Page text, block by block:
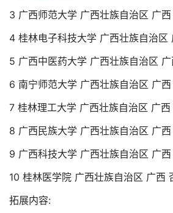
3 广西师范大学 广西壮族自治区 广
4 桂林电子科技大学 广西壮族自治区
5 广西中医药大学 广西壮族自治区
6 南宁师范大学 广西壮族自治区 广
7 桂林理工大学 广西壮族自治区 广
8 广西民族大学 广西壮族自治区 广
9 广西科技大学 广西壮族自治区 广
10 桂林医学院 广西壮族自治区 广西
拓展内容: